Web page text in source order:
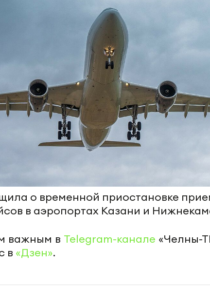
о временной приостановке
в аэропортах Казани и
важным в Telegram-канале «Челны-
в «Дзен».